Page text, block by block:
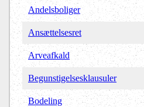
Andelsboliger
Ansættelsesret
Arveafkald
Begunstigelsesklausuler
Bodeling